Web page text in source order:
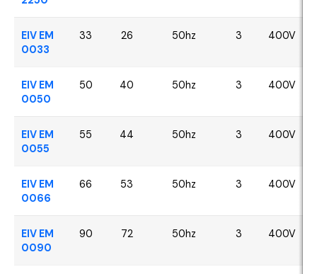
EIV EM
0033
33 26 50hz 3 400V
EIV EM
0050
50 40 50hz 3 400V
EIV EM
0055
55 44 50hz 3 400V
EIV EM
0066
66 53 50hz 3 400V
EIV EM
0090
90 72 50hz 3 400V